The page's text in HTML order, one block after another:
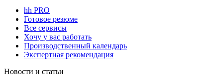
hh PRO
Готовое резюме
Все сервисы
Хочу у вас работать
Производственный календарь
Экспертная рекомендация
Новости и статьи